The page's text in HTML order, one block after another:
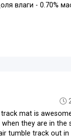
влаги - 0.70%
mat is
they are in the
tumble track out